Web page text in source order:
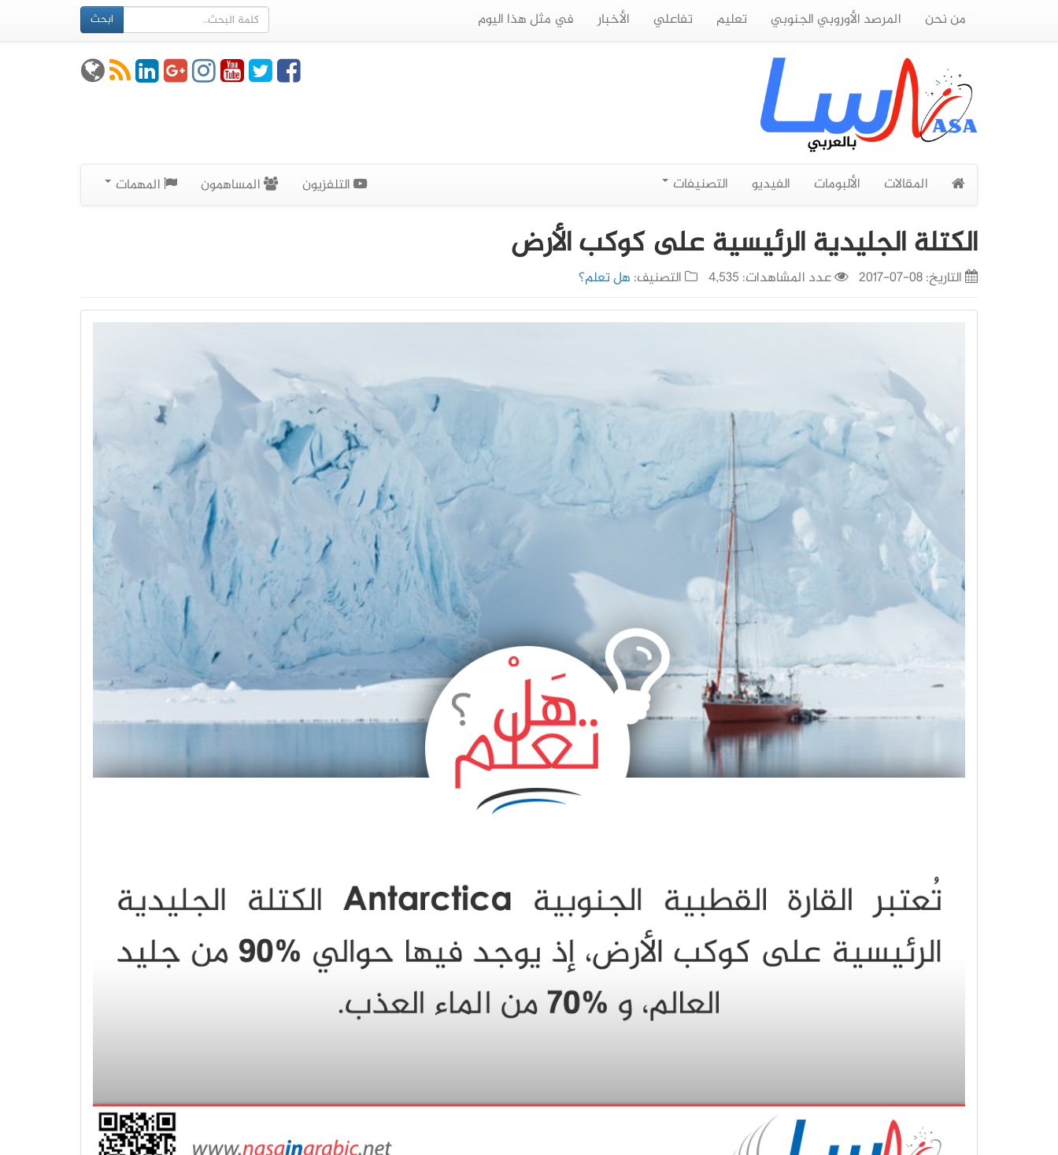
من نحن المرصد الأوروبي الجنوبي تعليم تفاعلي الأخبار في مثل هذا اليوم ابحث
المقالات الألبومات الفيديو التصنيفات التلفزيون المساهمون المهمات
الكتلة الجليدية الرئيسية على كوكب الأرض
التاريخ:08-07-2017 عدد المشاهدات: 4,535 التصنيف: هل تعلم؟